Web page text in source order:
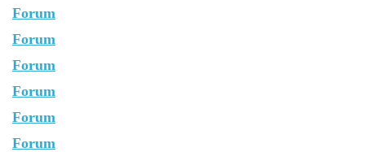
Forum
Forum
Forum
Forum
Forum
Forum